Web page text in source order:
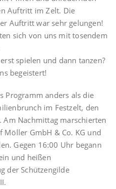
Auftritt im Zelt. Die
Auftritt war sehr gelungen!
sich von uns mit tosendem
spielen und dann tanzen?
begeistert!
Programm anders als die
im Festzelt, den
Nachmittag marschierten
Möller GmbH & Co. KG und
Gegen 16:00 Uhr begann
und heißen
der Schützengilde